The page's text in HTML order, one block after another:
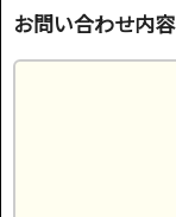
お問い合わせ内容